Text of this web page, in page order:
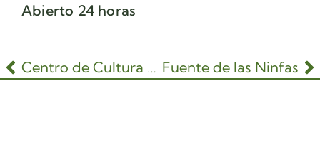
Abierto 24 horas
Centro de Cultura Ambiental Fuente de las Ninfas